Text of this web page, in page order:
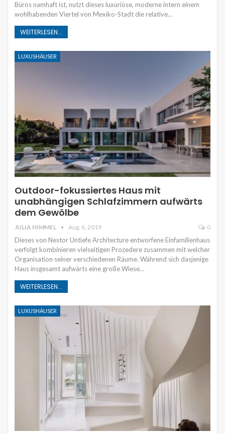
Büros namhaft ist, nutzt dieses luxuriöse, moderne intern einem
wohlhabenden Viertel von Mexiko-Stadt die relative…
WEITERLESEN...
LUXUSHÄUSER
Outdoor-fokussiertes Haus mit
unabhängigen Schlafzimmern aufwärts
dem Gewölbe
JULIA HIMMEL Aug. 6, 2019 0
Dieses von Nestor Untiefe Architecture entworfene Einfamilienhaus
verfolgt kombinieren vielseitigen Prozedere zusammen mit welcher
Organisation seiner verschiedenen Räume. Während sich dasjenige
Haus insgesamt aufwärts eine große Wiese…
WEITERLESEN...
LUXUSHÄUSER